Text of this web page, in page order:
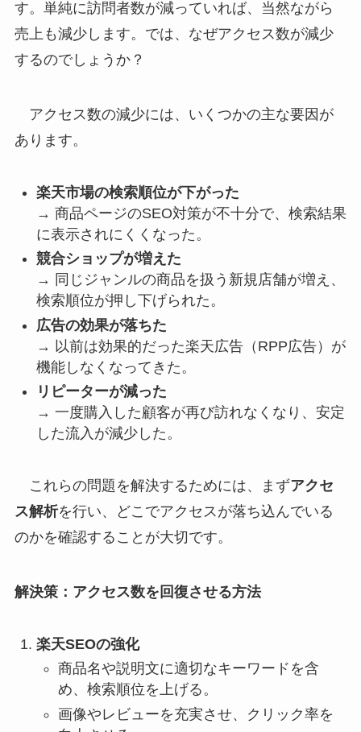
す。単純に訪問者数が減っていれば、当然ながら
売上も減少します。では、なぜアクセス数が減少
するのでしょうか？
アクセス数の減少には、いくつかの主な要因が
あります。
楽天市場の検索順位が下がった
→ 商品ページのSEO対策が不十分で、検索結果
に表示されにくくなった。
競合ショップが増えた
→ 同じジャンルの商品を扱う新規店舗が増え、
検索順位が押し下げられた。
広告の効果が落ちた
→ 以前は効果的だった楽天広告（RPP広告）が
機能しなくなってきた。
リピーターが減った
→ 一度購入した顧客が再び訪れなくなり、安定
した流入が減少した。
これらの問題を解決するためには、まずアクセ
ス解析を行い、どこでアクセスが落ち込んでいる
のかを確認することが大切です。
解決策：アクセス数を回復させる方法
楽天SEOの強化
商品名や説明文に適切なキーワードを含
め、検索順位を上げる。
画像やレビューを充実させ、クリック率を